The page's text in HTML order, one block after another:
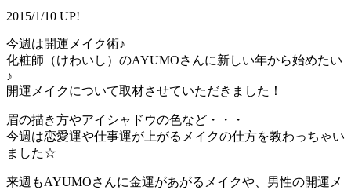
2015/1/10 UP!
今週は開運メイク術♪
化粧師（けわいし）のAYUMOさんに新しい年から始めたい
♪
開運メイクについて取材させていただきました！
眉の描き方やアイシャドウの色など・・・
今週は恋愛運や仕事運が上がるメイクの仕方を教わっちゃい
ました☆
来週もAYUMOさんに金運があがるメイクや、男性の開運メ